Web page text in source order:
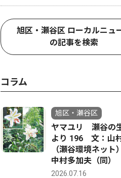
旭区・瀬谷区 ローカルニュ
の記事を検索
コラム
旭区・瀬谷区
ヤマユリ 瀬谷の
より 196 文：山
（瀬谷環境ネット
中村多加夫（同）
2026.07.16